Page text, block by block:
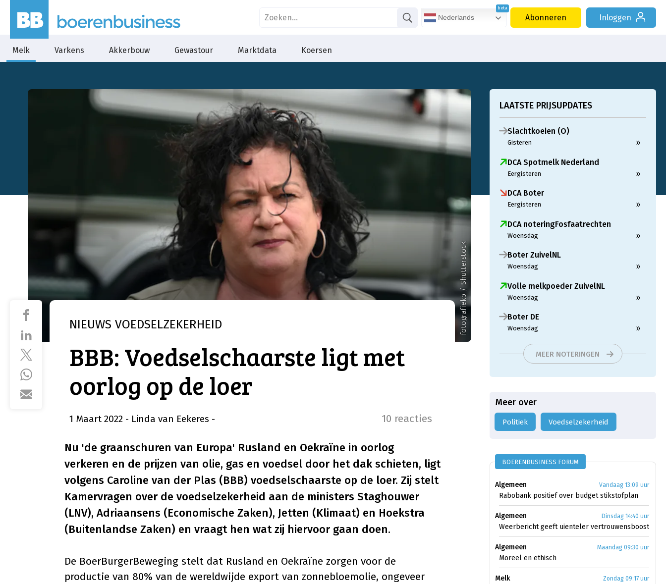
Nederlands Abonneren Inloggen
Melk Varkens Akkerbouw Gewastour Marktdata Koersen
fotografiekb / Shutterstock
NIEUWS VOEDSELZEKERHEID
BBB: Voedselschaarste ligt met
oorlog op de loer
1 Maart 2022 - Linda van Eekeres - 10 reacties
Nu 'de graanschuren van Europa' Rusland en Oekraïne in oorlog
verkeren en de prijzen van olie, gas en voedsel door het dak schieten, ligt
volgens Caroline van der Plas (BBB) voedselschaarste op de loer. Zij stelt
Kamervragen over de voedselzekerheid aan de ministers Staghouwer
(LNV), Adriaansens (Economische Zaken), Jetten (Klimaat) en Hoekstra
(Buitenlandse Zaken) en vraagt hen wat zij hiervoor gaan doen.
De BoerBurgerBeweging stelt dat Rusland en Oekraïne zorgen voor de
productie van 80% van de wereldwijde export van zonnebloemolie, ongeveer
LAATSTE PRIJSUPDATES
Slachtkoeien (O)
Gisteren »
DCA Spotmelk Nederland
Eergisteren »
DCA Boter
Eergisteren »
DCA noteringFosfaatrechten
Woensdag »
Boter ZuivelNL
Woensdag »
Volle melkpoeder ZuivelNL
Woensdag »
Boter DE
Woensdag »
MEER NOTERINGEN
Meer over
Politiek voedselzekerheid
BOERENBUSINESS FORUM
Algemeen Vandaag 13:09 uur
Rabobank positief over budget stikstofplan
Algemeen Dinsdag 14:40 uur
Weerbericht geeft uienteler vertrouwensboost
Algemeen Maandag 09:30 uur
Moreel en ethisch
Melk Zondag 09:17 uur